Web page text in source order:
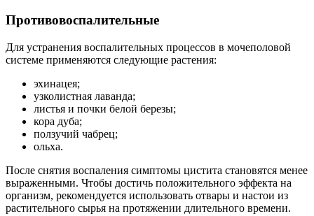
Противовоспалительные
Для устранения воспалительных процессов в мочеполовой
системе применяются следующие растения:
эхинацея;
узколистная лаванда;
листья и почки белой березы;
кора дуба;
ползучий чабрец;
ольха.
После снятия воспаления симптомы цистита становятся менее
выраженными. Чтобы достичь положительного эффекта на
организм, рекомендуется использовать отвары и настои из
растительного сырья на протяжении длительного времени.